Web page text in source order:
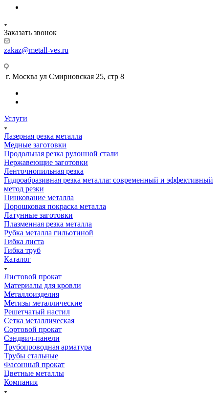
Заказать звонок
zakaz@metall-ves.ru
г. Москва ул Смирновская 25, стр 8
Услуги
Лазерная резка металла
Медные заготовки
Продольная резка рулонной стали
Нержавеющие заготовки
Ленточнопильная резка
Гидроабразивная резка металла: современный и эффективный
метод резки
Цинкование металла
Порошковая покраска металла
Латунные заготовки
Плазменная резка металла
Рубка металла гильотиной
Гибка листа
Гибка труб
Каталог
Листовой прокат
Материалы для кровли
Металлоизделия
Метизы металлические
Решетчатый настил
Сетка металлическая
Сортовой прокат
Сэндвич-панели
Трубопроводная арматура
Трубы стальные
Фасонный прокат
Цветные металлы
Компания